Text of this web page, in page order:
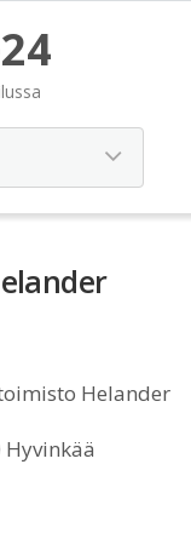
Helander
Hyvinkää